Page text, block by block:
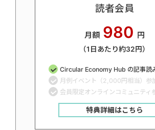
読者会員
月額 980 円
（1日あたり約32円）
Circular Economy Hub の記事読
月例イベント（2,000円相当）参
会員限定オンラインコミュニティ
特典詳細はこちら